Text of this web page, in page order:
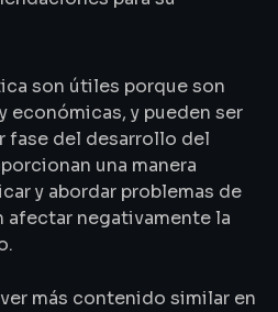
son útiles porque son
económicas, y pueden ser
fase del desarrollo del
una manera
y abordar problemas de
afectar negativamente la
más contenido similar en